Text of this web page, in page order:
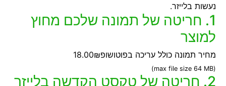
נעשות בלייזר.
1. חריטה של תמונה שלכם מחוץ
למוצר
מחיר תמונה כולל עריכה בפוטושופ18.00₪
(max file size 64 MB)
2. חריטה של טקסט הקדשה בלייזר